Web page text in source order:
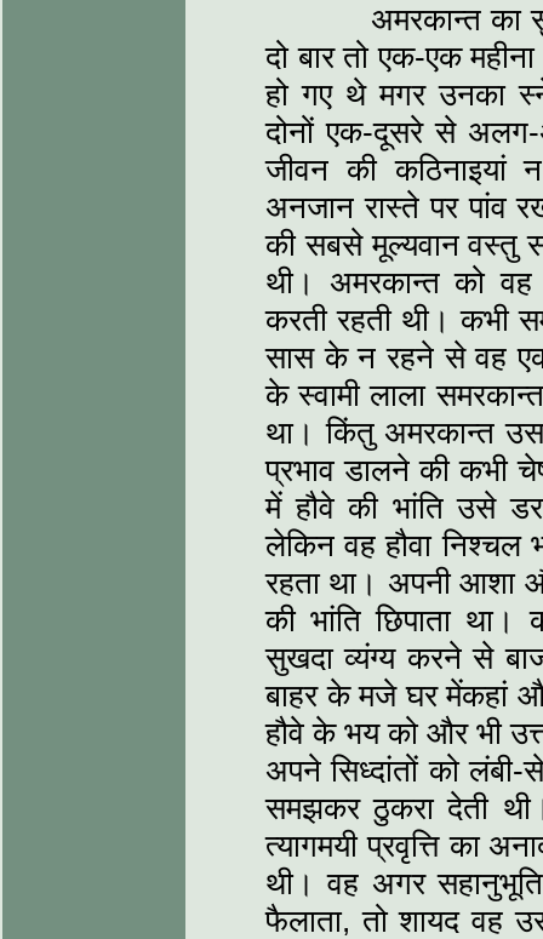
अमरकान्त का
दो बार तो एक-एक
हो गए थे मगर उनका
दोनों एक-दूसरे से
जीवन की कठिनाइयां
अनजान रास्ते पर पांव
की सबसे मूल्यवान वस्तु
थी। अमरकान्त को
करती रहती थी। कभी
सास के न रहने से वह एक
के स्वामी लाला
था। किंतु अमरकान्त
प्रभाव डालने की कभी
में हौवे की भांति उसे
लेकिन वह हौवा निश्चल
रहता था। अपनी आशा
की भांति छिपाता
सुखदा व्यंग्य करने से
बाहर के मजे घर मेंकहां
हौवे के भय को और भी
अपने सिध्दांतों को
समझकर ठुकरा देती
त्यागमयी प्रवृत्ति का
थी। वह अगर
फैलाता, तो शायद वह